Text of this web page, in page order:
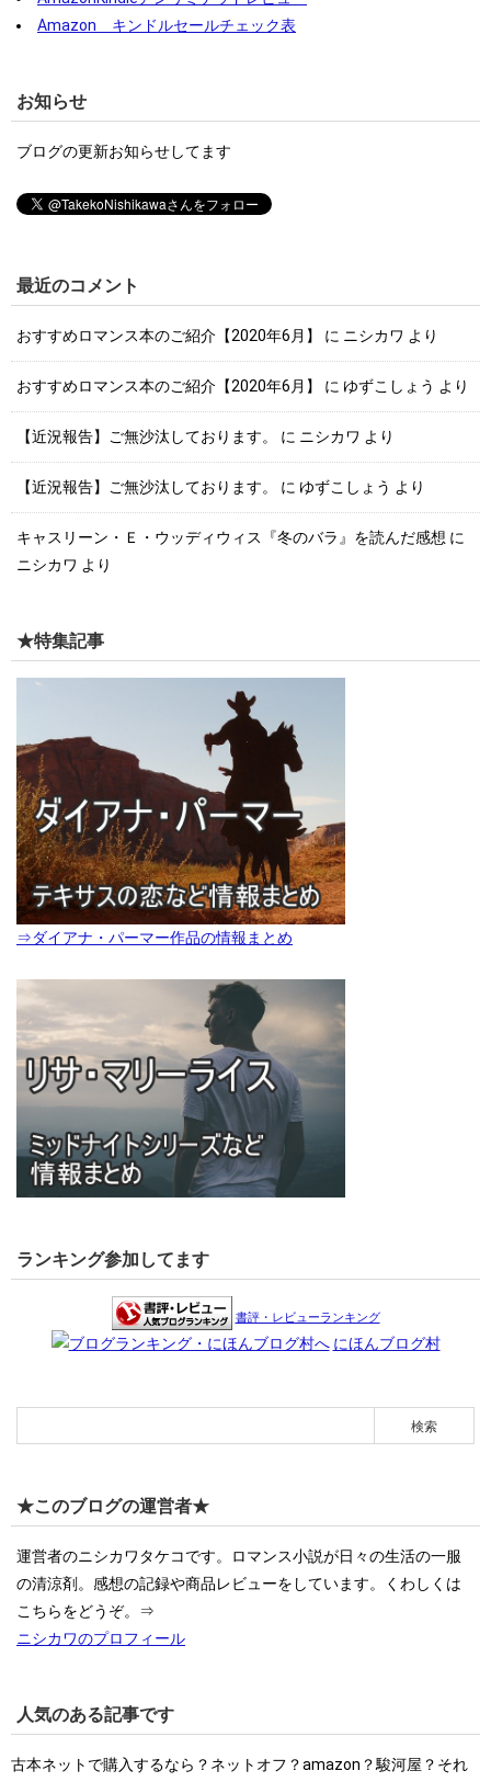
Amazon キンドルセールチェック表
お知らせ
ブログの更新お知らせしてます
最近のコメント
おすすめロマンス本のご紹介【2020年6月】 に ニシカワ より
おすすめロマンス本のご紹介【2020年6月】 に ゆずこしょう より
【近況報告】ご無沙汰しております。 に ニシカワ より
【近況報告】ご無沙汰しております。 に ゆずこしょう より
キャスリーン・Ｅ・ウッディウィス『冬のバラ』を読んだ感想 に
ニシカワ より
★特集記事
⇒ダイアナ・パーマー作品の情報まとめ
ランキング参加してます
書評・レビューランキング
にほんブログ村
★このブログの運営者★
運営者のニシカワタケコです。ロマンス小説が日々の生活の一服
の清涼剤。感想の記録や商品レビューをしています。くわしくは
こちらをどうぞ。⇒
ニシカワのプロフィール
人気のある記事です
古本ネットで購入するなら？ネットオフ？amazon？駿河屋？それ